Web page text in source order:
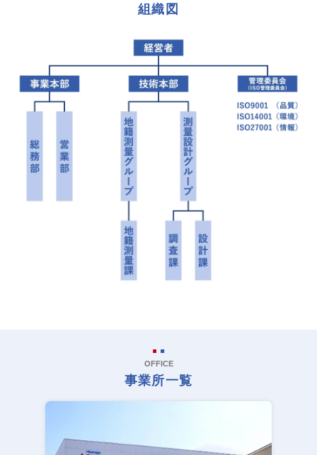
組織図
OFFICE
事業所一覧